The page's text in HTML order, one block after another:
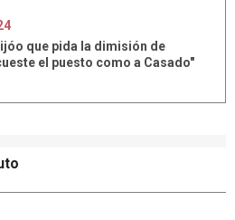
que pida la dimisión de
el puesto como a Casado"